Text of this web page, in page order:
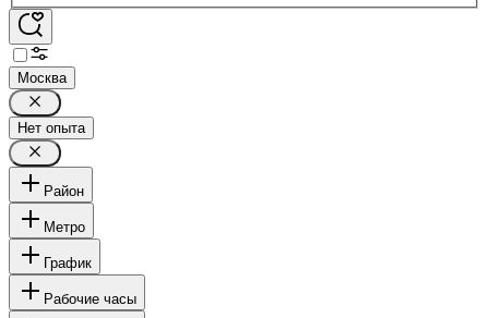
Москва
Нет опыта
Район
Метро
График
Рабочие часы